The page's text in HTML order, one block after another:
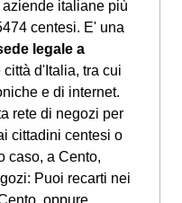
italiane più
centesi. E' una
legale a
d'Italia, tra cui
e di internet.
rete di negozi per
cittadini centesi o
caso, a Cento,
Puoi recarti nei
oppure